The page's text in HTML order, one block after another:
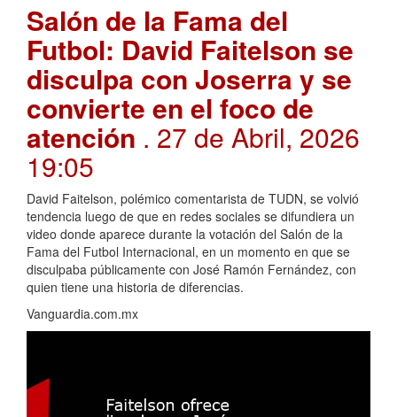
Salón de la Fama del
Futbol: David Faitelson se
disculpa con Joserra y se
convierte en el foco de
atención . 27 de Abril, 2026
19:05
David Faitelson, polémico comentarista de TUDN, se volvió
tendencia luego de que en redes sociales se difundiera un
video donde aparece durante la votación del Salón de la
Fama del Futbol Internacional, en un momento en que se
disculpaba públicamente con José Ramón Fernández, con
quien tiene una historia de diferencias.
Vanguardia.com.mx